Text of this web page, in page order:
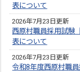
表について
2026年7月23日更新
西原村職員採用試験
表について
2026年7月23日更新
令和8年度西原村職